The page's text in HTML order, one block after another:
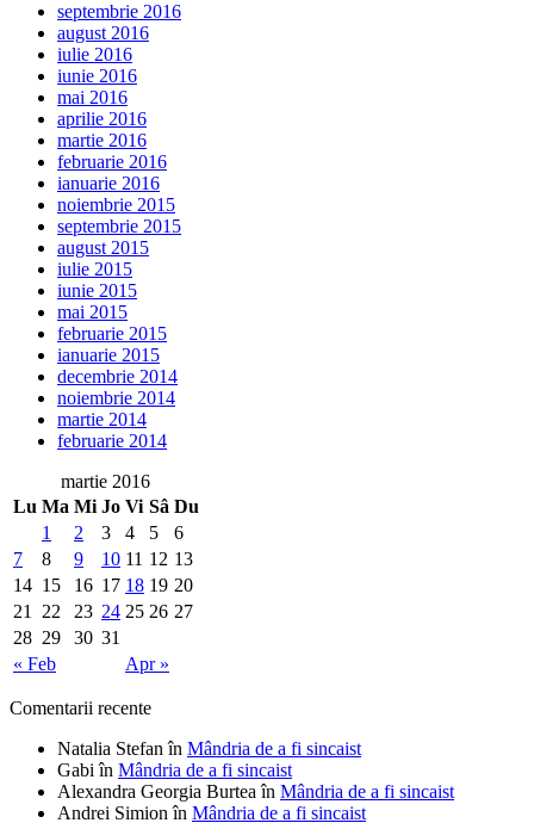
septembrie 2016
august 2016
iulie 2016
iunie 2016
mai 2016
aprilie 2016
martie 2016
februarie 2016
ianuarie 2016
noiembrie 2015
septembrie 2015
august 2015
iulie 2015
iunie 2015
mai 2015
februarie 2015
ianuarie 2015
decembrie 2014
noiembrie 2014
martie 2014
februarie 2014
martie 2016
Lu Ma Mi Jo Vi Sâ Du
« Feb Apr »
1 2 3 4 5
6
7
8 9 10 11 12 13
14 15 16 17 18 19 20
21
22 23 24 25 26 27
28 29 30 31
Comentarii recente
Natalia Stefan în Mândria de a fi sincaist
Gabi în Mândria de a fi sincaist
Alexandra Georgia Burtea în Mândria de a fi sincaist
Andrei Simion în Mândria de a fi sincaist